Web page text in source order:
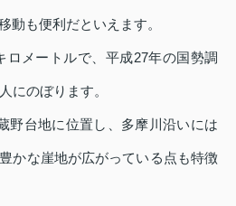
動も便利だといえます。
ロメートルで、平成27年の国勢調
にのぼります。
野台地に位置し、多摩川沿いには
かな崖地が広がっている点も特徴